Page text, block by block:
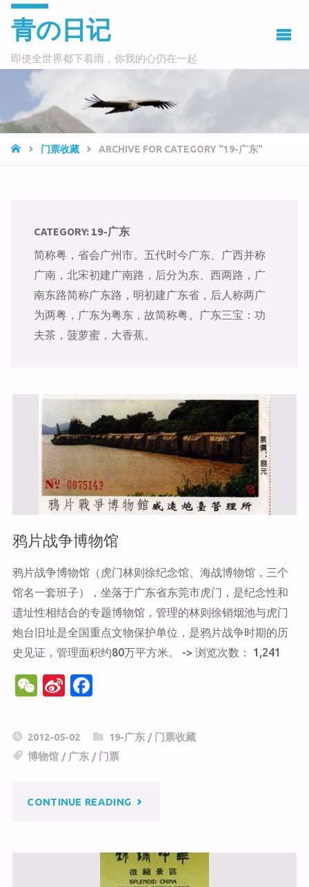
青の日记
即使全世界都下着雨，你我的心仍在一起
HOME门票收藏 ARCHIVE FOR CATEGORY "19-广东"
CATEGORY: 19-广东
简称粤，省会广州市。五代时今广东、广西并称
广南，北宋初建广南路，后分为东、西两路，广
南东路简称广东路，明初建广东省，后人称两广
为两粤，广东为粤东，故简称粤。广东三宝：功
夫茶，菠萝蜜，大香蕉。
鸦片战争博物馆
鸦片战争博物馆（虎门林则徐纪念馆、海战博物馆，三个
馆名一套班子），坐落于广东省东莞市虎门，是纪念性和
遗址性相结合的专题博物馆，管理的林则徐销烟池与虎门
炮台旧址是全国重点文物保护单位，是鸦片战争时期的历
史见证，管理面积约80万平方米。 -> 浏览次数： 1,241
W
C
h
Si
a
W
b
c
e
o
2012-05-02 19-广东/ 门票收藏
博物馆 / 广东 / 门票
CONTINUE READING"鸦
战